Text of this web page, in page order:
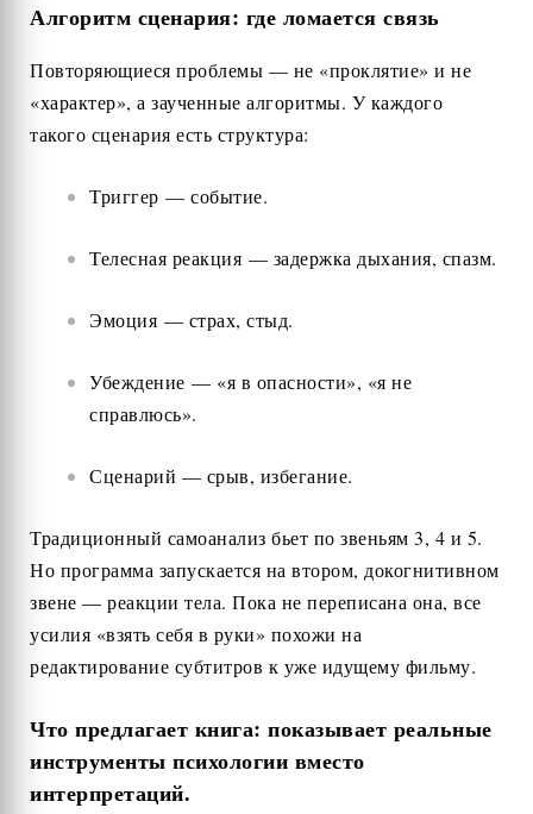
Алгоритм сценария: где ломается связь
Повторяющиеся проблемы — не «проклятие» и не
«характер», а заученные алгоритмы. У каждого
такого сценария есть структура:
Триггер — событие.
Телесная реакция — задержка дыхания, спазм.
Эмоция — страх, стыд.
Убеждение — «я в опасности», «я не
справлюсь».
Сценарий — срыв, избегание.
Традиционный самоанализ бьет по звеньям 3, 4 и 5.
Но программа запускается на втором, докогнитивном
звене — реакции тела. Пока не переписана она, все
усилия «взять себя в руки» похожи на
редактирование субтитров к уже идущему фильму.
Что предлагает книга: показывает реальные
инструменты психологии вместо
интерпретаций.